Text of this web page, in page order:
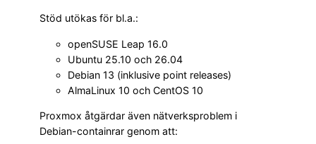
Stöd utökas för bl.a.:
openSUSE Leap 16.0
Ubuntu 25.10 och 26.04
Debian 13 (inklusive point releases)
AlmaLinux 10 och CentOS 10
Proxmox åtgärdar även nätverksproblem i
Debian-containrar genom att: